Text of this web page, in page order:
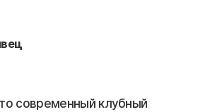
современный клубный